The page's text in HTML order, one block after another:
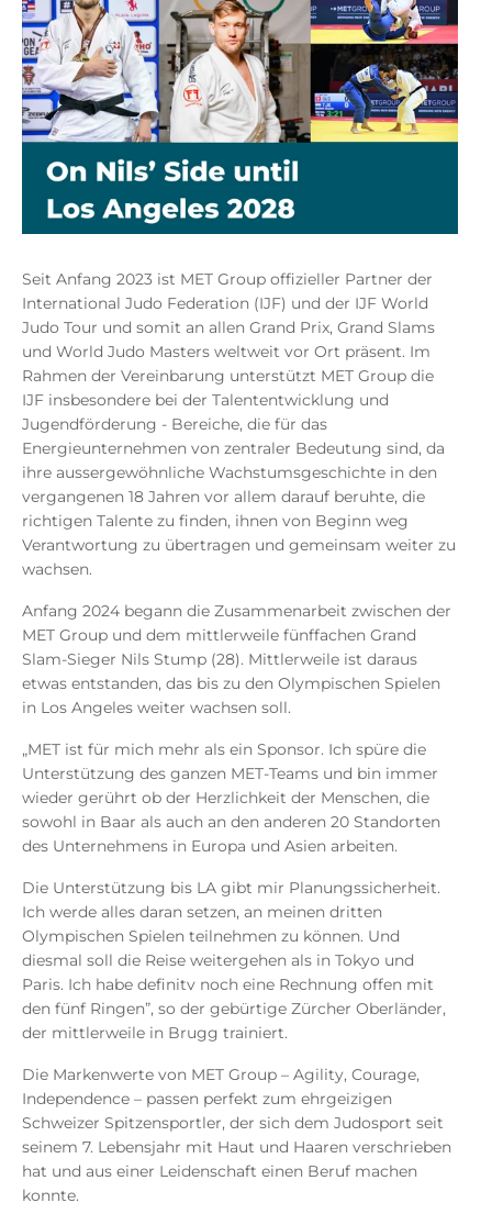
Seit Anfang 2023 ist MET Group offizieller Partner der
International Judo Federation (IJF) und der IJF World
Judo Tour und somit an allen Grand Prix, Grand Slams
und World Judo Masters weltweit vor Ort präsent. Im
Rahmen der Vereinbarung unterstützt MET Group die
IJF insbesondere bei der Talententwicklung und
Jugendförderung - Bereiche, die für das
Energieunternehmen von zentraler Bedeutung sind, da
ihre aussergewöhnliche Wachstumsgeschichte in den
vergangenen 18 Jahren vor allem darauf beruhte, die
richtigen Talente zu finden, ihnen von Beginn weg
Verantwortung zu übertragen und gemeinsam weiter zu
wachsen.
Anfang 2024 begann die Zusammenarbeit zwischen der
MET Group und dem mittlerweile fünffachen Grand
Slam-Sieger Nils Stump (28). Mittlerweile ist daraus
etwas entstanden, das bis zu den Olympischen Spielen
in Los Angeles weiter wachsen soll.
„MET ist für mich mehr als ein Sponsor. Ich spüre die
Unterstützung des ganzen MET-Teams und bin immer
wieder gerührt ob der Herzlichkeit der Menschen, die
sowohl in Baar als auch an den anderen 20 Standorten
des Unternehmens in Europa und Asien arbeiten.
Die Unterstützung bis LA gibt mir Planungssicherheit.
Ich werde alles daran setzen, an meinen dritten
Olympischen Spielen teilnehmen zu können. Und
diesmal soll die Reise weitergehen als in Tokyo und
Paris. Ich habe definitv noch eine Rechnung offen mit
den fünf Ringen”, so der gebürtige Zürcher Oberländer,
der mittlerweile in Brugg trainiert.
Die Markenwerte von MET Group – Agility, Courage,
Independence – passen perfekt zum ehrgeizigen
Schweizer Spitzensportler, der sich dem Judosport seit
seinem 7. Lebensjahr mit Haut und Haaren verschrieben
hat und aus einer Leidenschaft einen Beruf machen
konnte.